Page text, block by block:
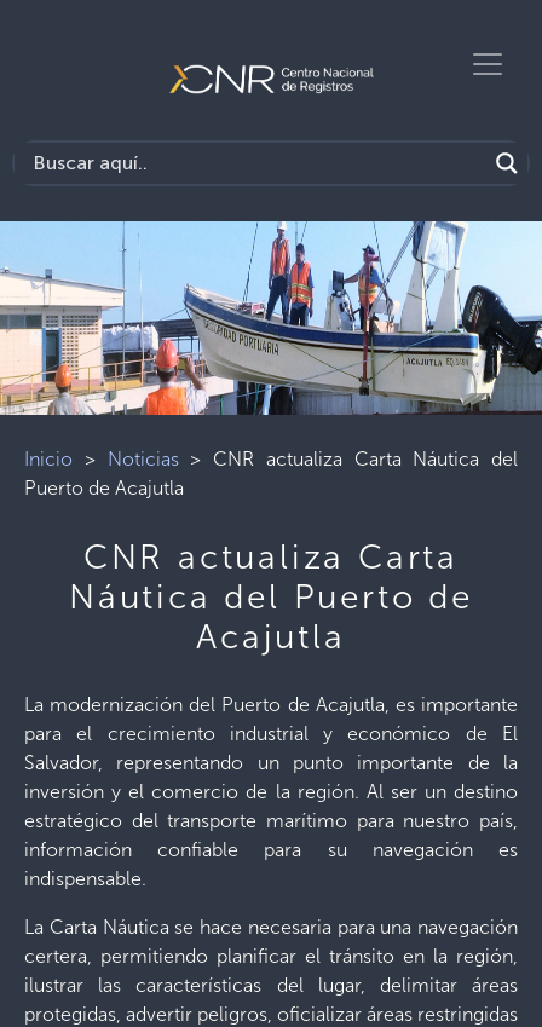
Inicio > Noticias> CNR actualiza Carta Náutica del
Puerto de Acajutla
CNR actualiza Carta
Náutica del Puerto de
Acajutla
La modernización del Puerto de Acajutla, es importante
para el crecimiento industrial y económico de El
Salvador, representando un punto importante de la
inversión y el comercio de la región. Al ser un destino
estratégico del transporte marítimo para nuestro país,
información confiable para su navegación es
indispensable.
La Carta Náutica se hace necesaria para una navegación
certera, permitiendo planificar el tránsito en la región,
ilustrar las características del lugar, delimitar áreas
protegidas, advertir peligros, oficializar áreas restringidas